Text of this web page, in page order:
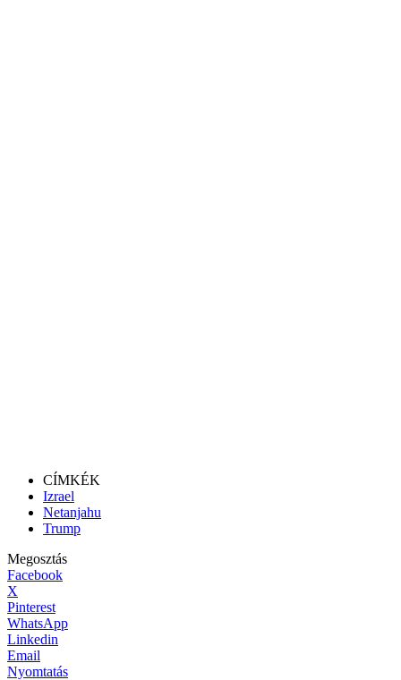
CÍMKÉK
Izrael
Netanjahu
Trump
Megosztás
Facebook
X
Pinterest
WhatsApp
Linkedin
Email
Nyomtatás